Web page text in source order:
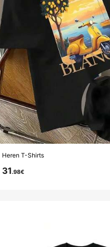
Heren T-Shirts
31.98€